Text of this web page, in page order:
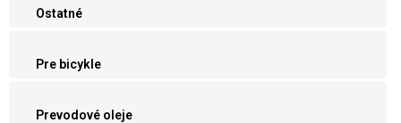
Ostatné
Pre bicykle
Prevodové oleje